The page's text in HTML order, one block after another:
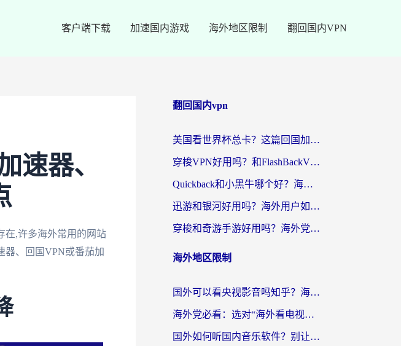
客户端下载 加速国内游戏 海外地区限制 翻回国内VPN
速器、
在,许多海外常用的网站
器、回国VPN或番茄加
翻回国内vpn
美国看世界杯总卡？这篇回国加速器指南帮你无缝刷国内资源（附苹果手机VPN设置步骤）
穿梭VPN好用吗？和FlashBackVPN对比哪个回国效果更好？
Quickback和小黑牛哪个好？海外党亲测指南，选对回国加速器秒回国内
迅游和银河好用吗？海外用户如何选择回国加速器实现无缝访问国内资源
穿梭和奇游手游好用吗？海外党亲测3款回国加速器，附蜜蜂加速器七天试用攻略
海外地区限制
国外可以看央视影音吗知乎？海外党亲测有效的回国加速方案
海外党必看：选对“海外看电视剧软件”，再也不用愁国内剧刷不了
国外如何听国内音乐软件？别让地域限制，断了你的中文歌单